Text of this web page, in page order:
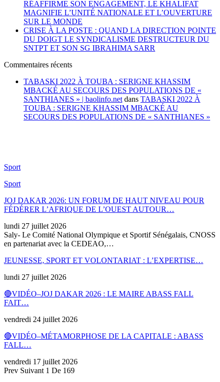
RÉAFFIRME SON ENGAGEMENT, LE KHALIFAT
MAGNIFIE L’UNITÉ NATIONALE ET L’OUVERTURE
SUR LE MONDE
CRISE À LA POSTE : QUAND LA DIRECTION POINTE
DU DOIGT LE SYNDICALISME DESTRUCTEUR DU
SNTPT ET SON SG IBRAHIMA SARR
Commentaires récents
TABASKI 2022 À TOUBA : SERIGNE KHASSIM
MBACKÉ AU SECOURS DES POPULATIONS DE «
SANTHIANES » | baolinfo.net dans TABASKI 2022 À
TOUBA : SERIGNE KHASSIM MBACKÉ AU
SECOURS DES POPULATIONS DE « SANTHIANES »
Sport
Sport
JOJ DAKAR 2026: UN FORUM DE HAUT NIVEAU POUR
FÉDÉRER L’AFRIQUE DE L’OUEST AUTOUR…
lundi 27 juillet 2026
Saly- Le Comité National Olympique et Sportif Sénégalais, CNOSS
en partenariat avec la CEDEAO,…
JEUNESSE, SPORT ET VOLONTARIAT : L’EXPERTISE…
lundi 27 juillet 2026
🔴VIDÉO–JOJ DAKAR 2026 : LE MAIRE ABASS FALL
FAIT…
vendredi 24 juillet 2026
🔴VIDÉO–MÉTAMORPHOSE DE LA CAPITALE : ABASS
FALL…
vendredi 17 juillet 2026
Prev Suivant 1 De 169